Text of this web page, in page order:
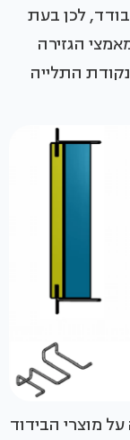
לכן בעת
הגזירה
התלייה
מוצרי הבידוד